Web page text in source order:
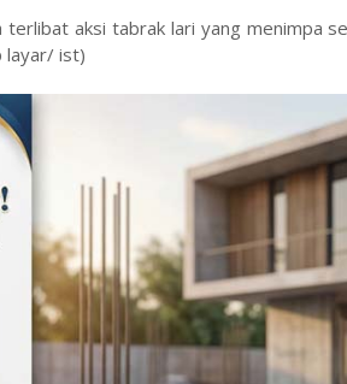
aksi tabrak lari yang menimpa
layar/ ist)